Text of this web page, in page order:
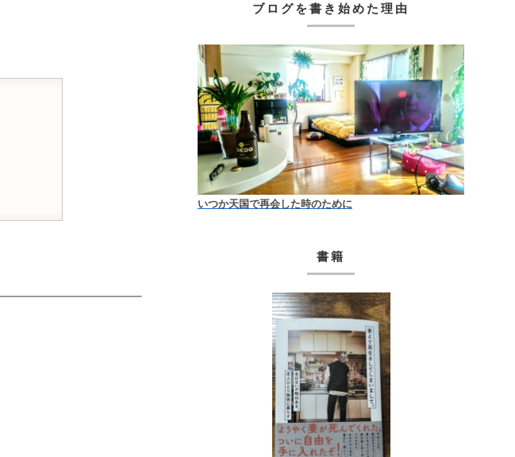
ブログを書き始めた理由
いつか天国で再会した時のために
書籍